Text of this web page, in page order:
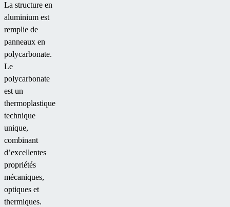
La structure en
aluminium est
remplie de
panneaux en
polycarbonate.
Le
polycarbonate
est un
thermoplastique
technique
unique,
combinant
d’excellentes
propriétés
mécaniques,
optiques et
thermiques.